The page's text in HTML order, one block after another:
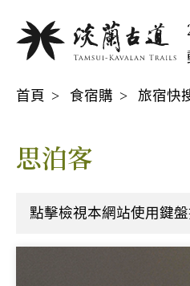
首頁
食宿購 旅宿快
思泊客
點擊檢視本網站使用鍵